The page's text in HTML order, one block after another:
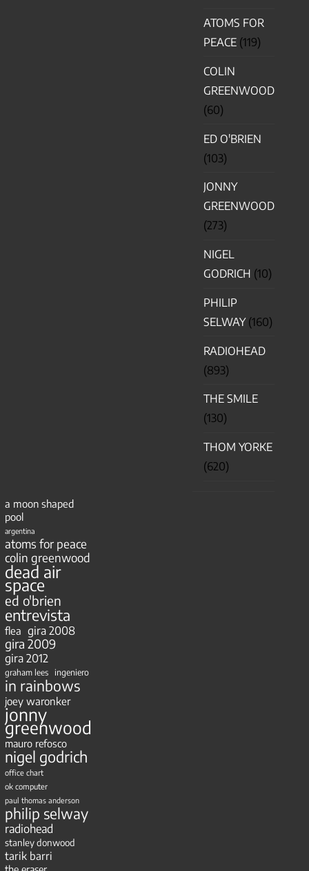
ATOMS FOR
PEACE (119)
COLIN
GREENWOOD
(60)
ED O'BRIEN
(103)
JONNY
GREENWOOD
(273)
NIGEL
GODRICH (10)
PHILIP
SELWAY(160)
RADIOHEAD
(893)
THE SMILE
(130)
THOM YORKE
(620)
a moon shaped
pool
argentina
atoms for peace
colin greenwood
dead air
space
ed o'brien
entrevista
flea gira 2008
gira 2009
gira 2012
graham lees ingeniero
in rainbows
joey waronker
jonny
greenwood
mauro refosco
nigel godrich
office chart
ok computer
paul thomas anderson
philip selway
radiohead
stanley donwood
tarik barri